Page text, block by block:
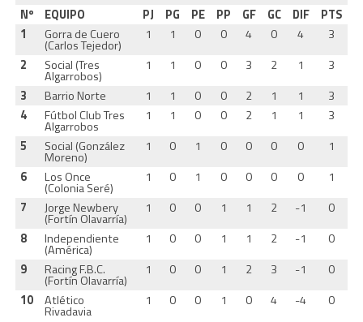
Nº
EQUIPO PJ PG PE PP GF GC DIF
PTS
1
Gorra de Cuero
(Carlos Tejedor)
1 1 0 0 4 0 4
3
2
Social (Tres
Algarrobos)
1 1 0 0 3 2 1
3
3
Barrio Norte 1 1 0 0 2 1 1
3
4
Fútbol Club Tres
Algarrobos
1 1 0 0 2 1 1
3
5
Social (González
Moreno)
1 0 1 0 0 0 0
1
6
Los Once
(Colonia Seré)
1 0 1 0 0 0 0
1
7
Jorge Newbery
(Fortín Olavarría)
1 0 0 1 1 2 -1
0
8
Independiente
(América)
1 0 0 1 1 2 -1
0
9
Racing F.B.C.
(Fortín Olavarría)
1 0 0 1 2 3 -1
0
10
Atlético
Rivadavia
1 0 0 1 0 4 -4 0